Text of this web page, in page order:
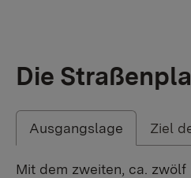
Die
Ausgangslage Ziel
Mit dem zweiten, ca.